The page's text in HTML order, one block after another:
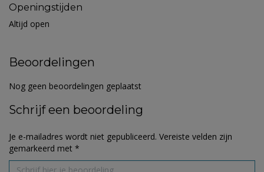
Openingstijden
Altijd open
Beoordelingen
Nog geen beoordelingen geplaatst
Schrijf een beoordeling
Je e-mailadres wordt niet gepubliceerd. Vereiste velden zijn
gemarkeerd met *